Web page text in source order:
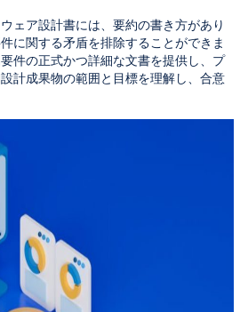
ウェア設計書には、要約の書き方があり
に関する矛盾を排除することができま
件の正式かつ詳細な文書を提供し、プ
計成果物の範囲と目標を理解し、合意